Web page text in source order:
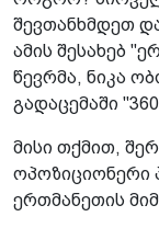
შევთანხმდეთ
ამის შესახებ
წევრმა, ნიკა
გადაცემაში
მისი თქმით,
ოპოზიციონერი
ერთმანეთის